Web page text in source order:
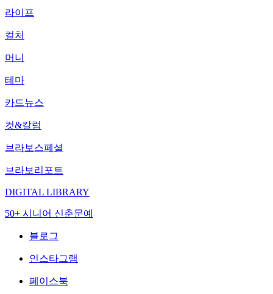
라이프
컬처
머니
테마
카드뉴스
컷&칼럼
브라보스페셜
브라보리포트
DIGITAL LIBRARY
50+ 시니어 신춘문예
블로그
인스타그램
페이스북